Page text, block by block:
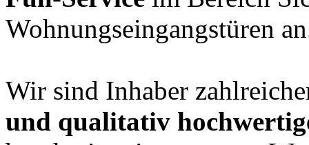
Wohnungseingangstüren
Wir sind Inhaber
und qualitativ